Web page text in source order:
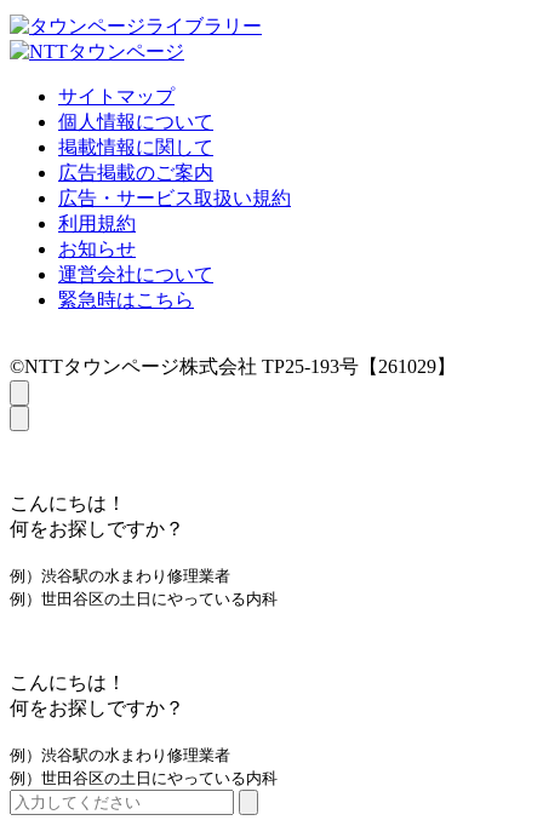
サイトマップ
個人情報について
掲載情報に関して
広告掲載のご案内
広告・サービス取扱い規約
利用規約
お知らせ
運営会社について
緊急時はこちら
©NTTタウンページ株式会社 TP25-193号【261029】
こんにちは！
何をお探しですか？
例）渋谷駅の水まわり修理業者
例）世田谷区の土日にやっている内科
こんにちは！
何をお探しですか？
例）渋谷駅の水まわり修理業者
例）世田谷区の土日にやっている内科